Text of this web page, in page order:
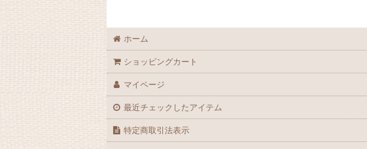
ホーム
ショッピングカート
マイページ
最近チェックしたアイテム
特定商取引法表示